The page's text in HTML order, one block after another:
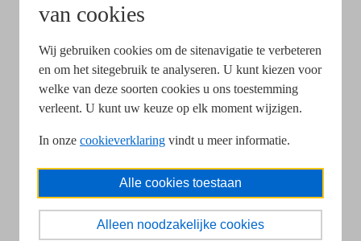
van cookies
Wij gebruiken cookies om de sitenavigatie te verbeteren
en om het sitegebruik te analyseren. U kunt kiezen voor
welke van deze soorten cookies u ons toestemming
verleent. U kunt uw keuze op elk moment wijzigen.
In onze cookieverklaring vindt u meer informatie.
Alle cookies toestaan
Alleen noodzakelijke cookies